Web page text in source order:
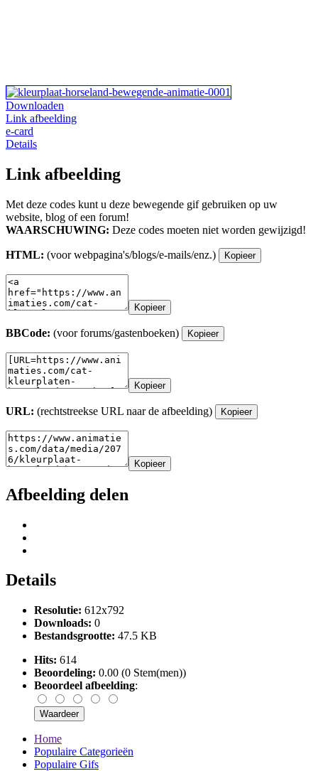
Downloaden
Link afbeelding
e-card
Details
Link afbeelding
Met deze codes kunt u deze bewegende gif gebruiken op uw
website, blog of een forum!
WAARSCHUWING: Deze codes moeten niet worden gewijzigd!
HTML: (voor webpagina's/blogs/e-mails/enz.) Kopieer
Kopieer
BBCode: (voor forums/gastenboeken) Kopieer
Kopieer
URL: (rechtstreekse URL naar de afbeelding) Kopieer
Kopieer
Afbeelding delen
Details
Resolutie: 612x792
Downloads: 0
Bestandsgrootte: 47.5 KB
Hits: 614
Beoordeling: 0.00 (0 Stem(men))
Beoordeel afbeelding:
Home
Populaire Categorieën
Populaire Gifs